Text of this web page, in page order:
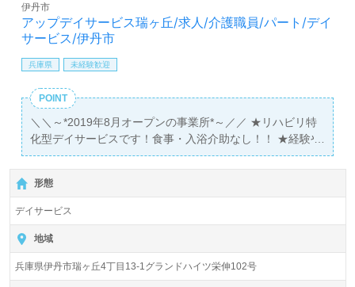
アップデイサービス瑞ヶ丘/求人/介護職員/パート/デイ
サービス/伊丹市
伊丹市
兵庫県 未経験歓迎
POINT
＼＼～*2019年8月オープンの事業所*～／／ ★リハビリ特
化型デイサービスです！食事・入浴介助なし！！ ★経験や
資格は不問！一緒に事業所を盛り上げていきましょう♪
形態
デイサービス
地域
兵庫県伊丹市瑞ヶ丘4丁目13-1グランドハイツ栄伸102号